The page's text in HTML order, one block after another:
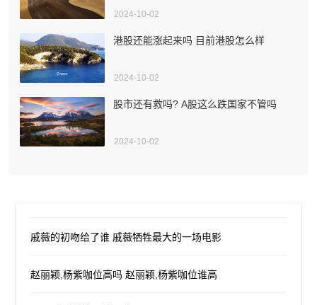
2024-10-02
港股还能涨起来吗 目前港股怎么样
2024-10-02
股市还有救吗? A股这么跌国家不管吗
2024-10-02
戚薇的初吻给了谁 戚薇牺牲最大的一场电影
赵丽颖,杨紫咖位高吗 赵丽颖,杨紫咖位谁高